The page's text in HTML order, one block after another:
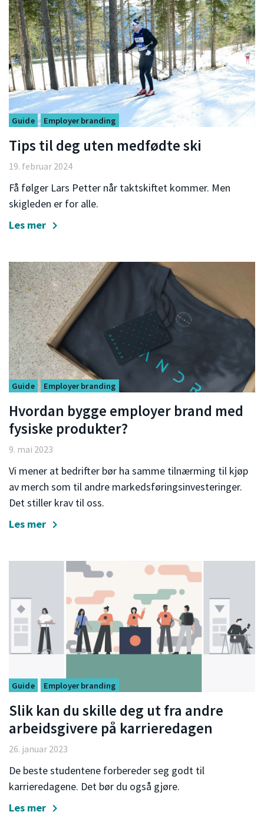
Guide Employer branding
Tips til deg uten medfødte ski
19. februar 2024
Få følger Lars Petter når taktskiftet kommer. Men
skigleden er for alle.
Les mer
Guide Employer branding
Hvordan bygge employer brand med
fysiske produkter?
9. mai 2023
Vi mener at bedrifter bør ha samme tilnærming til kjøp
av merch som til andre markedsføringsinvesteringer.
Det stiller krav til oss.
Les mer
Guide Employer branding
Slik kan du skille deg ut fra andre
arbeidsgivere på karrieredagen
26. januar 2023
De beste studentene forbereder seg godt til
karrieredagene. Det bør du også gjøre.
Les mer